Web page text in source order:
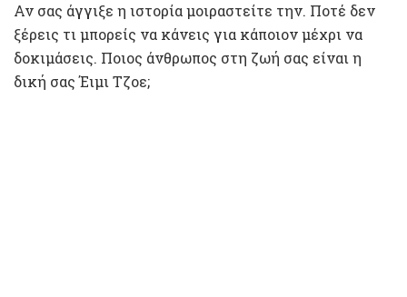
Αν σας άγγιξε η ιστορία μοιραστείτε την. Ποτέ δεν
ξέρεις τι μπορείς να κάνεις για κάποιον μέχρι να
δοκιμάσεις. Ποιος άνθρωπος στη ζωή σας είναι η
δική σας Έιμι Τζοε;